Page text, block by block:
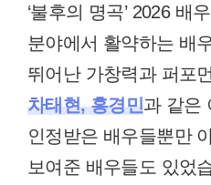
‘불후의 명곡’ 2026 배
분야에서 활약하는 배
뛰어난 가창력과 퍼포
차태현, 홍경민과 같은
인정받은 배우들뿐만
보여준 배우들도 있었